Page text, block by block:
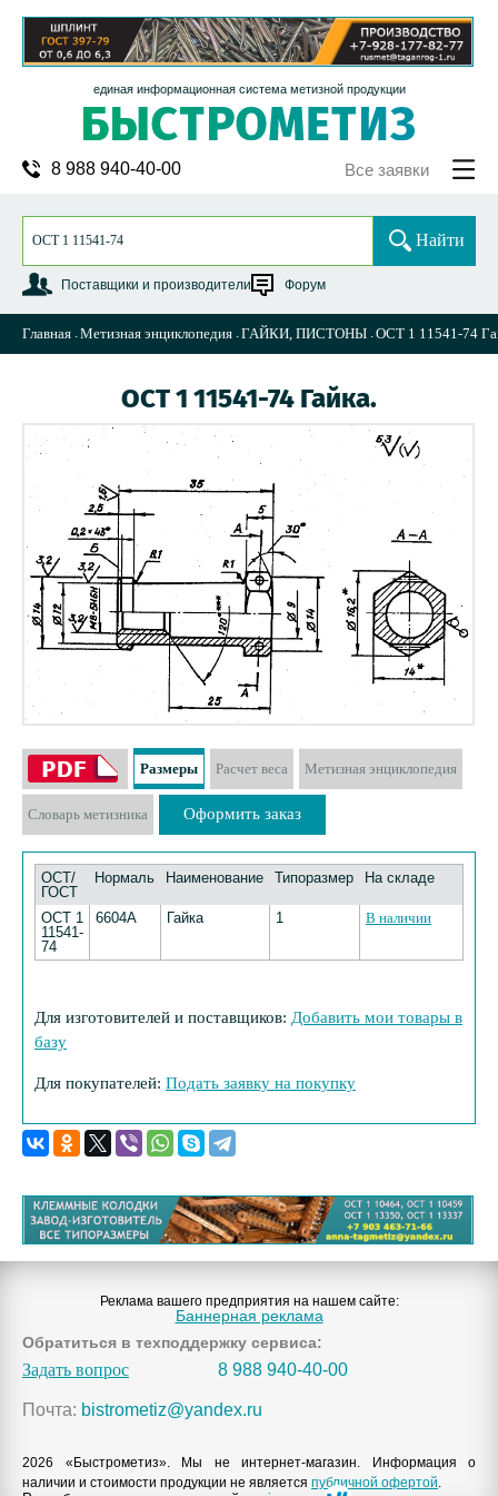
единая информационная система метизной продукции
8 988 940-40-00 Все заявки
Поставщики и производители Форум
Найти
Главная Метизная энциклопедия ГАЙКИ, ПИСТОНЫ ОСТ 1 11541-74
ОСТ 1 11541-74 Гайка.
Размеры Расчет веса Метизная энциклопедия
Словарь метизника Оформить заказ
ОСТ/
ГОСТ
Нормаль Наименование Типоразмер На складе
ОСТ 1
11541-
74
6604А Гайка 1 В наличии
Для изготовителей и поставщиков: Добавить мои товары в
базу
Для покупателей: Подать заявку на покупку
Реклама вашего предприятия на нашем сайте:
Баннерная реклама
Обратиться в техподдержку сервиса:
Задать вопрос 8 988 940-40-00
Почта: bistrometiz@yandex.ru
2026 «Быстрометиз». Мы не интернет-магазин. Информация о
наличии и стоимости продукции не является публичной офертой.